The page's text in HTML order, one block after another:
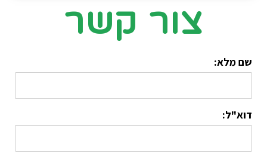
צור קשר
שם מלא:
דוא"ל: